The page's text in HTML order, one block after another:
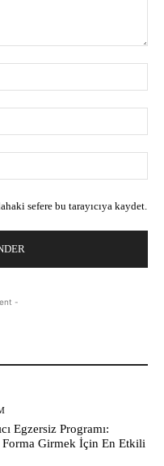
sefere bu tarayıcıya kaydet.
-
Egzersiz Programı:
Forma Girmek İçin En Etkili